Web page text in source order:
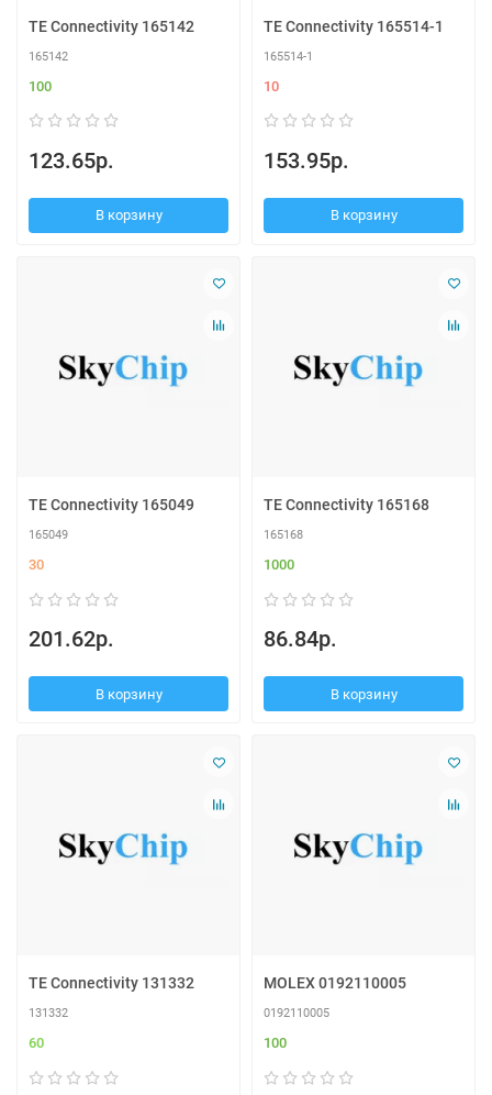
TE Connectivity 165142
165142
100
123.65р.
В корзину
TE Connectivity 165514-1
165514-1
10
153.95р.
В корзину
TE Connectivity 165049
165049
30
201.62р.
В корзину
TE Connectivity 165168
165168
1000
86.84р.
В корзину
TE Connectivity 131332
131332
60
MOLEX 0192110005
0192110005
100